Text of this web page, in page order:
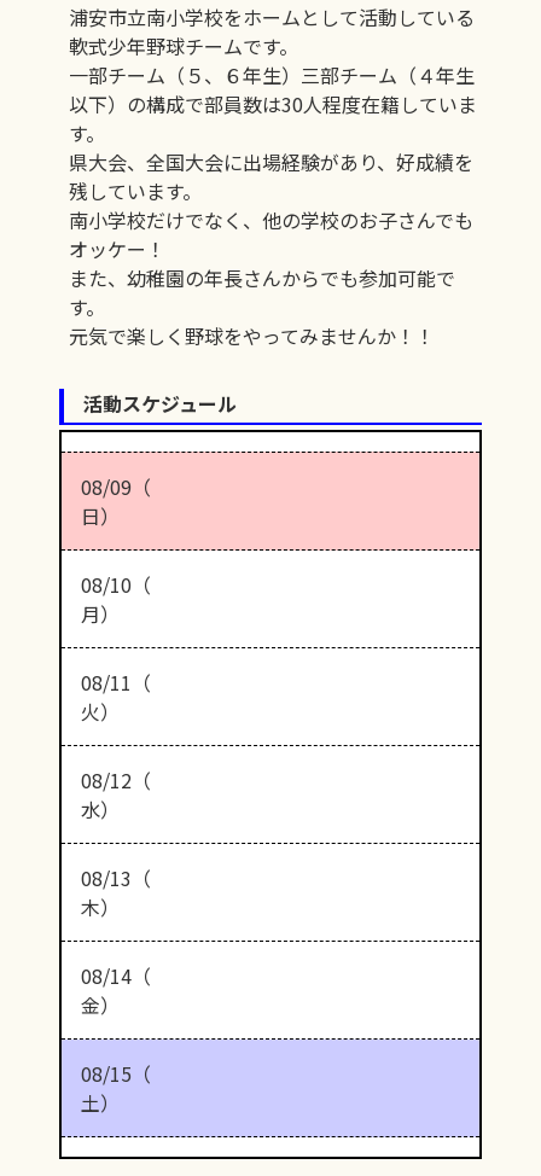
浦安市立南小学校をホームとして活動している
軟式少年野球チームです。
一部チーム（５、６年生）三部チーム（４年生
以下）の構成で部員数は30人程度在籍していま
す。
県大会、全国大会に出場経験があり、好成績を
残しています。
南小学校だけでなく、他の学校のお子さんでも
オッケー！
また、幼稚園の年長さんからでも参加可能で
す。
元気で楽しく野球をやってみませんか！！
活動スケジュール
08/09（
日）
08/10（
月）
08/11（
火）
08/12（
水）
08/13（
木）
08/14（
金）
08/15（
土）